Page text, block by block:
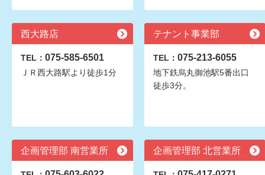
西大路店
TEL： 075-585-6501
ＪＲ西大路駅より徒歩1分
テナント事業部
TEL： 075-213-6055
地下鉄烏丸御池駅5番出口
徒歩3分。
企画管理部 南営業所 企画管理部 北営業所